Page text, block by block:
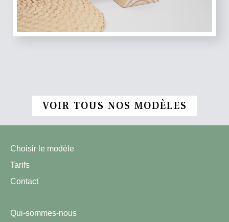
VOIR TOUS NOS MODÈLES
Choisir le modèle
Tarifs
Contact
Qui-sommes-nous